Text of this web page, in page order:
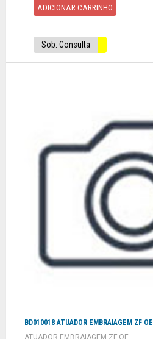
ADICIONAR CARRINHO
Sob. Consulta
BD010018 ATUADOR EMBRAIAGEM ZF OE
ATUADOR EMBRAIAGEM ZF OE